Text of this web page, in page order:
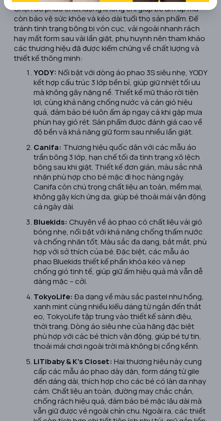
Chọn áo phao chất lượng không chỉ giúp bé ấm áp mà
còn bảo vệ sức khỏe và kéo dài tuổi thọ sản phẩm. Để
tránh tình trạng bông bị vón cục, vải ngoài nhanh rách
hay mất form sau vài lần giặt, phụ huynh nên tham khảo
các thương hiệu đã được kiểm chứng về chất lượng và
thiết kế thông minh:
YODY: Nổi bật với dòng áo phao 3S siêu nhẹ, YODY
kết hợp cấu trúc 3 lớp bền bỉ, giúp giữ nhiệt tối ưu
mà không gây nặng nề. Thiết kế mũ tháo rời tiện
lợi, cùng khả năng chống nước và cản gió hiệu
quả, đảm bảo bé luôn ấm áp ngay cả khi gặp mưa
phùn hay gió rét. Sản phẩm được đánh giá cao về
độ bền và khả năng giữ form sau nhiều lần giặt.
Canifa: Thương hiệu quốc dân với các mẫu áo
trần bông 3 lớp, hạn chế tối đa tình trạng xô lệch
bông sau khi giặt. Thiết kế đơn giản, màu sắc nhã
nhặn phù hợp cho bé mặc đi học hàng ngày.
Canifa còn chú trọng chất liệu an toàn, mềm mại,
không gây kích ứng da, giúp bé thoải mái vận động
cả ngày dài.
Bluekids: Chuyên về áo phao có chất liệu vải gió
bóng nhẹ, nổi bật với khả năng chống thấm nước
và chống nhăn tốt. Màu sắc đa dạng, bắt mắt, phù
hợp với sở thích của bé. Đặc biệt, các mẫu áo
phao Bluekids thiết kế phần khóa kéo và nẹp
chống gió tinh tế, giúp giữ ấm hiệu quả mà vẫn dễ
dàng mặc – cởi.
TokyoLife: Đa dạng về màu sắc pastel như hồng,
xanh mint cùng nhiều kiểu dáng từ ngắn đến thắt
eo, TokyoLife tập trung vào thiết kế sành điệu,
thời trang. Dòng áo siêu nhẹ của hãng đặc biệt
phù hợp với các bé thích vận động, giúp bé tự tin,
thoải mái chơi ngoài trời mà không bị cồng kềnh.
LiTibaby & K’s Closet: Hai thương hiệu này cung
cấp các mẫu áo phao dày dặn, form dáng từ gile
đến dáng dài, thích hợp cho các bé có làn da nhạy
cảm. Chất liệu an toàn, đường may chắc chắn,
chống rách hiệu quả, đảm bảo bé mặc lâu dài mà
vẫn giữ được vẻ ngoài chỉn chu. Ngoài ra, các thiết